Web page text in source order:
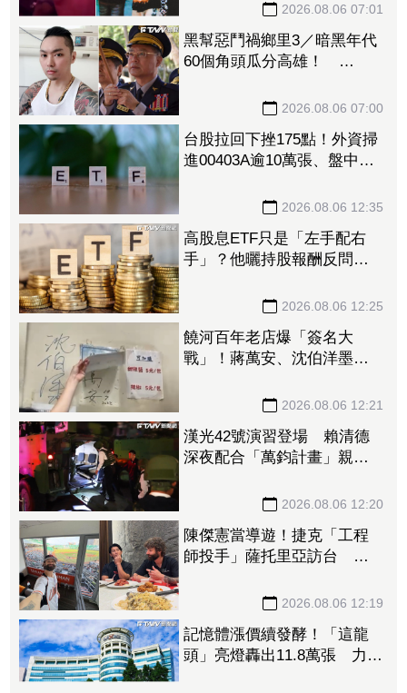
2026.08.06 07:01
黑幫惡鬥禍鄉里3／暗黑年代
60個角頭瓜分高雄！
局長南下逮人 2026.08.06 07:00
台股拉回下挫175點！外資掃
進00403A逾10萬張、盤中強
2026.08.06 12:35
高股息ETF只是「左手配右
手」？他曬持股報酬反問
2026.08.06 12:25
饒河百年老店爆「簽名大
戰」！蔣萬安、沈伯洋墨跡
2026.08.06 12:21
漢光42號演習登場 賴清德
深夜配合「萬鈞計畫」親搭
2026.08.06 12:20
陳傑憲當導遊！捷克「工程
師投手」薩托里亞訪台 曬
2026.08.06 12:19
記憶體漲價續發酵！「這龍
頭」亮燈轟出11.8萬張 力積